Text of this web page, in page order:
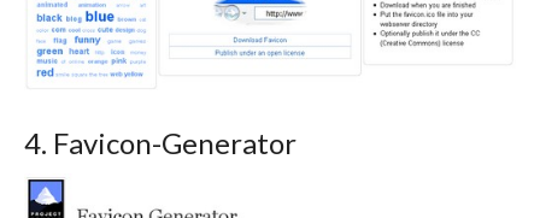
4. Favicon-Generator